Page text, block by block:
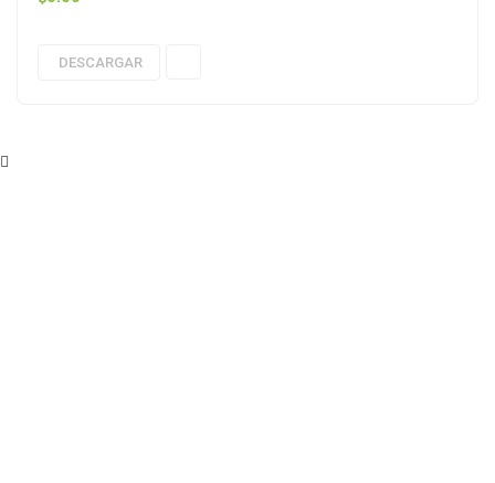
DESCARGAR